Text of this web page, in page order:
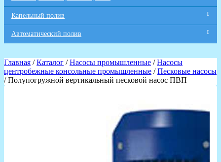
Капельный полив
Автоматический полив
Главная /Каталог /Насосы промышленные /Насосы
центробежные консольные промышленные /Песковые насосы
/ Полупогружной вертикальный песковой насос ПВП